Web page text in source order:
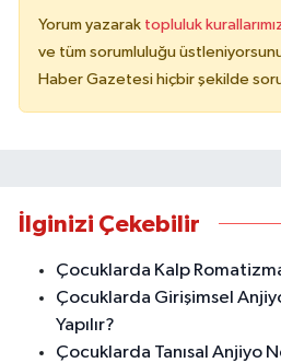
Yorum yazarak topluluk
ve tüm sorumluluğu
Haber Gazetesi hiçbir şekilde
İlginizi Çekebilir
Çocuklarda Kalp
Çocuklarda Girişimsel
Yapılır?
Çocuklarda Tanısal Anjiyo